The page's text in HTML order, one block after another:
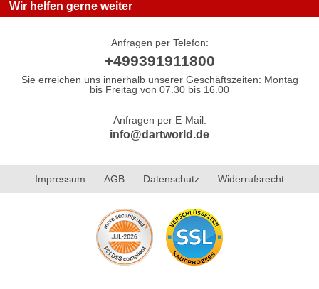
Wir helfen gerne weiter
Anfragen per Telefon:
+499391911800
Sie erreichen uns innerhalb unserer Geschäftszeiten: Montag
bis Freitag von 07.30 bis 16.00
Anfragen per E-Mail:
info@dartworld.de
Impressum AGB Datenschutz Widerrufsrecht